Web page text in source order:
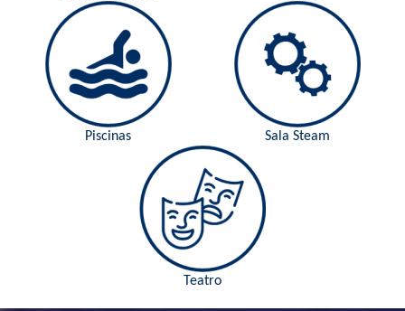
Piscinas Sala Steam
Teatro